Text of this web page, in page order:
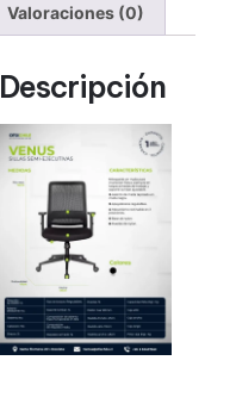
Valoraciones (0)
Descripción